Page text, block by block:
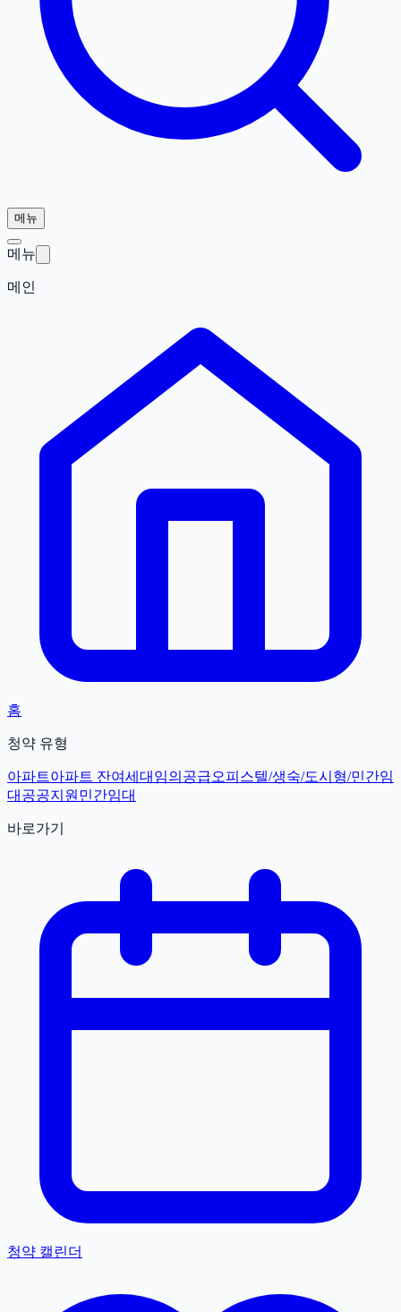
메뉴
메뉴
메인
홈
청약 유형
아파트아파트 잔여세대 임의공급오피스텔/생숙/도시형/민간임
대 공공지원민간임대
바로가기
청약 캘린더